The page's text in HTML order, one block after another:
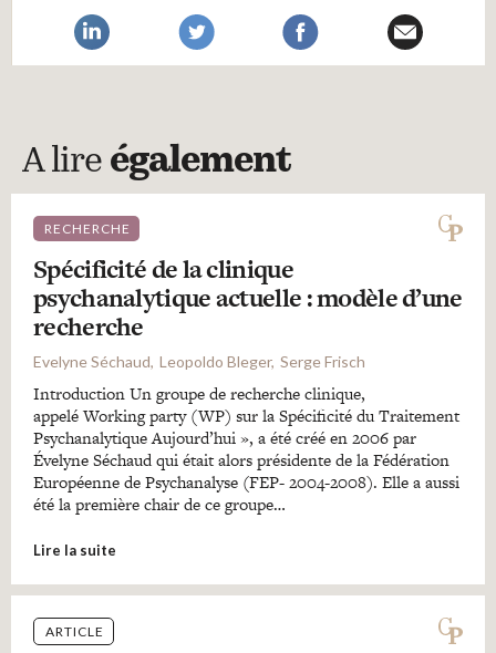
A lire également
RECHERCHE
Spécificité de la clinique
psychanalytique actuelle : modèle d’une
recherche
Evelyne Séchaud Leopoldo Bleger Serge Frisch
Introduction Un groupe de recherche clinique,
appelé Working party (WP) sur la Spécificité du Traitement
Psychanalytique Aujourd’hui », a été créé en 2006 par
Évelyne Séchaud qui était alors présidente de la Fédération
Européenne de Psychanalyse (FEP- 2004-2008). Elle a aussi
été la première chair de ce groupe…
Lire la suite
ARTICLE